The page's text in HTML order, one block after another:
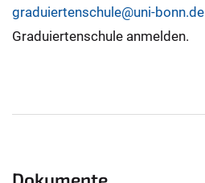
graduiertenschule@uni-bonn.de
Graduiertenschule anmelden.